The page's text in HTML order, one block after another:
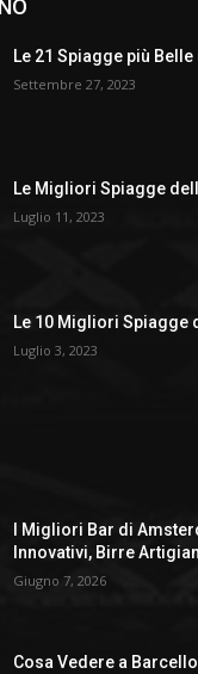
Le 21 Spiagge più
Settembre 27, 2023
Le Migliori Spiagge
Luglio 11, 2023
Le 10 Migliori Spiagge
Luglio 3, 2023
I Migliori Bar di
Innovativi, Birre
Giugno 7, 2026
Cosa Vedere a